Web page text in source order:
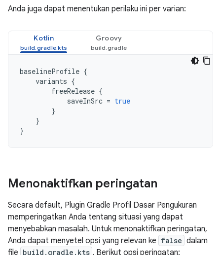
Anda juga dapat menentukan perilaku ini per varian:
Kotlin Groovy
baselineProfile {
variants {
freeRelease {
saveInSrc = true
}
}
}
Menonaktifkan peringatan
Secara default, Plugin Gradle Profil Dasar Pengukuran
memperingatkan Anda tentang situasi yang dapat
menyebabkan masalah. Untuk menonaktifkan peringatan,
Anda dapat menyetel opsi yang relevan ke false dalam
file build.gradle.kts . Berikut opsi peringatan: